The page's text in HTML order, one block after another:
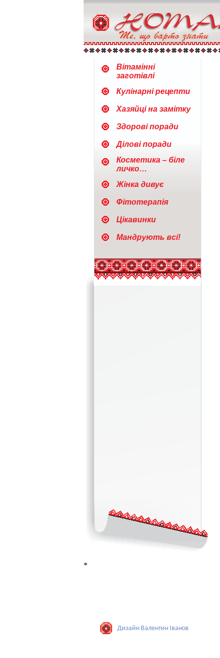
Вітамінні
заготівлі
Кулінарні рецепти
Хазяйці на замітку
Здорові поради
Ділові поради
Косметика – біле
личко…
Жінка дивує
Фітотерапія
Цікавинки
Мандрують всі!
*
Дизайн Валентин Iванов